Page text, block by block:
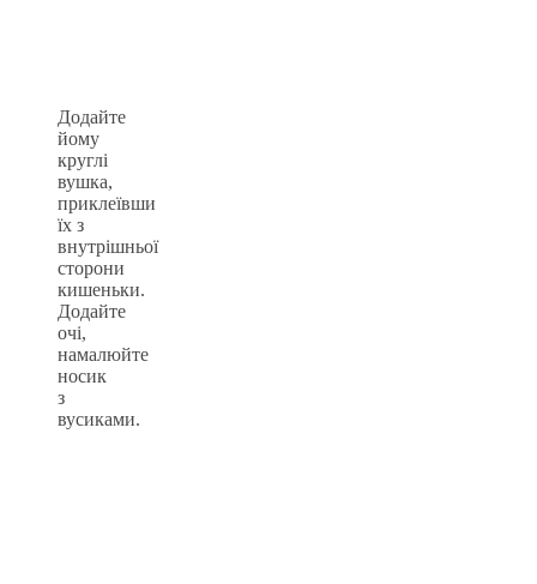
Додайте
йому
круглі
вушка,
приклеївши
їх з
внутрішньої
сторони
кишеньки.
Додайте
очі,
намалюйте
носик
з
вусиками.